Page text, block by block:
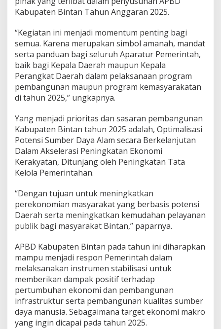
Kabupaten Bintan Tahun Anggaran 2025.
“Kegiatan ini menjadi momentum penting bagi
semua. Karena merupakan simbol amanah, mandat
serta panduan bagi seluruh Aparatur Pemerintah,
baik bagi Kepala Daerah maupun Kepala
Perangkat Daerah dalam pelaksanaan program
pembangunan maupun program kemasyarakatan
di tahun 2025,” ungkapnya.
Yang menjadi prioritas dan sasaran pembangunan
Kabupaten Bintan tahun 2025 adalah, Optimalisasi
Potensi Sumber Daya Alam secara Berkelanjutan
Dalam Akselerasi Peningkatan Ekonomi
Kerakyatan, Ditunjang oleh Peningkatan Tata
Kelola Pemerintahan.
“Dengan tujuan untuk meningkatkan
perekonomian masyarakat yang berbasis potensi
Daerah serta meningkatkan kemudahan pelayanan
publik bagi masyarakat Bintan,” paparnya.
APBD Kabupaten Bintan pada tahun ini diharapkan
mampu menjadi respon Pemerintah dalam
melaksanakan instrumen stabilisasi untuk
memberikan dampak positif terhadap
pertumbuhan ekonomi dan pembangunan
infrastruktur serta pembangunan kualitas sumber
daya manusia. Sebagaimana target ekonomi makro
yang ingin dicapai pada tahun 2025.